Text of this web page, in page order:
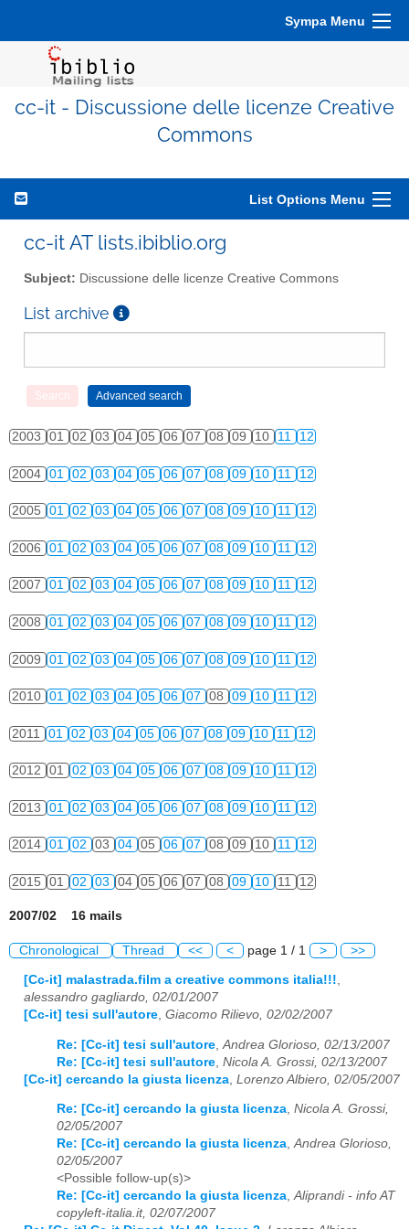
Sympa Menu
cc-it - Discussione delle licenze Creative
Commons
List Options Menu
cc-it AT lists.ibiblio.org
Subject: Discussione delle licenze Creative Commons
List archive
2003 01 02 03 04 05 06 07 08 09 10 11 12
2004 01 02 03 04 05 06 07 08 09 10 11 12
2005 01 02 03 04 05 06 07 08 09 10 11 12
2006 01 02 03 04 05 06 07 08 09 10 11 12
2007 01 02 03 04 05 06 07 08 09 10 11 12
2008 01 02 03 04 05 06 07 08 09 10 11 12
2009 01 02 03 04 05 06 07 08 09 10 11 12
2010 01 02 03 04 05 06 07 08 09 10 11 12
2011 01 02 03 04 05 06 07 08 09 10 11 12
2012 01 02 03 04 05 06 07 08 09 10 11 12
2013 01 02 03 04 05 06 07 08 09 10 11 12
2014 01 02 03 04 05 06 07 08 09 10 11 12
2015 01 02 03 04 05 06 07 08 09 10 11 12
2007/02 16 mails
Chronological Thread << < page 1 / 1 > >>
[Cc-it] malastrada.film a creative commons italia!!!,
alessandro gagliardo, 02/01/2007
[Cc-it] tesi sull'autore, Giacomo Rilievo, 02/02/2007
Re: [Cc-it] tesi sull'autore Andrea Glorioso, 02/13/2007
Re: [Cc-it] tesi sull'autore Nicola A. Grossi, 02/13/2007
[Cc-it] cercando la giusta licenza Lorenzo Albiero, 02/05/2007
Re: [Cc-it] cercando la giusta licenza, Nicola A. Grossi,
02/05/2007
Re: [Cc-it] cercando la giusta licenza,Andrea Glorioso,
02/05/2007
<Possible follow-up(s)>
Re: [Cc-it] cercando la giusta licenza,Aliprandi - info AT
copyleft-italia.it, 02/07/2007